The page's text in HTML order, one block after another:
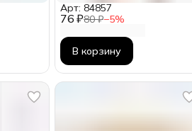
76 ₽80 ₽−5%
Арт: 84857
В корзину